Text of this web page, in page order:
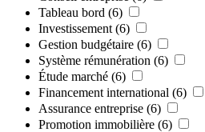
Tableau bord (6)
Investissement (6)
Gestion budgétaire (6)
Système rémunération (6)
Étude marché (6)
Financement international (6)
Assurance entreprise (6)
Promotion immobilière (6)